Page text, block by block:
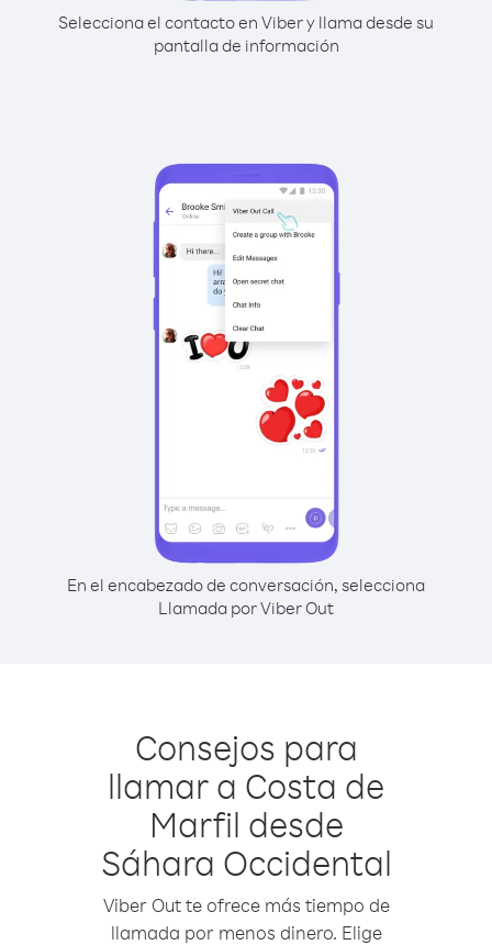
Selecciona el contacto en Viber y llama desde su
pantalla de información
En el encabezado de conversación, selecciona
Llamada por Viber Out
Consejos para
llamar a Costa de
Marfil desde
Sáhara Occidental
Viber Out te ofrece más tiempo de
llamada por menos dinero. Elige